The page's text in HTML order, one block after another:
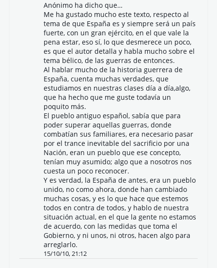
Anónimo ha dicho que…
Me ha gustado mucho este texto, respecto al
tema de que España es y siempre será un país
fuerte, con un gran ejército, en el que vale la
pena estar, eso sí, lo que desmerece un poco,
es que el autor detalla y habla mucho sobre el
tema bélico, de las guerras de entonces.
Al hablar mucho de la historia guerrera de
España, cuenta muchas verdades, que
estudiamos en nuestras clases día a día,algo,
que ha hecho que me guste todavía un
poquito más.
El pueblo antiguo español, sabía que para
poder superar aquellas guerras, donde
combatían sus familiares, era necesario pasar
por el trance inevitable del sacrificio por una
Nación, eran un pueblo que ese concepto,
tenían muy asumido; algo que a nosotros nos
cuesta un poco reconocer.
Y es verdad, la España de antes, era un pueblo
unido, no como ahora, donde han cambiado
muchas cosas, y es lo que hace que estemos
todos en contra de todos, y hablo de nuestra
situación actual, en el que la gente no estamos
de acuerdo, con las medidas que toma el
Gobierno, y ni unos, ni otros, hacen algo para
arreglarlo.
15/10/10, 21:12